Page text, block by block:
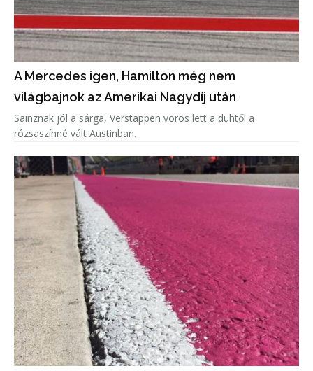
A Mercedes igen, Hamilton még nem
világbajnok az Amerikai Nagydíj után
Sainznak jól a sárga, Verstappen vörös lett a dühtől a
rózsaszínné vált Austinban.